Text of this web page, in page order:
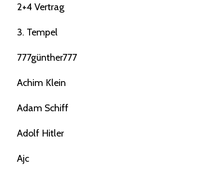
2+4 Vertrag
3. Tempel
777günther777
Achim Klein
Adam Schiff
Adolf Hitler
Ajc